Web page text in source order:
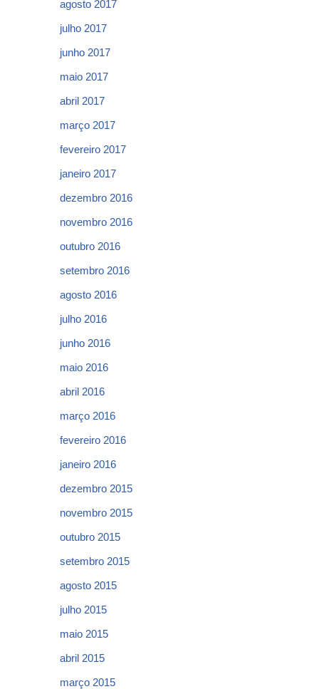
agosto 2017
julho 2017
junho 2017
maio 2017
abril 2017
março 2017
fevereiro 2017
janeiro 2017
dezembro 2016
novembro 2016
outubro 2016
setembro 2016
agosto 2016
julho 2016
junho 2016
maio 2016
abril 2016
março 2016
fevereiro 2016
janeiro 2016
dezembro 2015
novembro 2015
outubro 2015
setembro 2015
agosto 2015
julho 2015
maio 2015
abril 2015
março 2015